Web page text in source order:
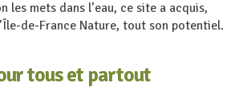
les mets dans l’eau, ce site a acquis,
de-France Nature, tout son potentiel.
tous et partout